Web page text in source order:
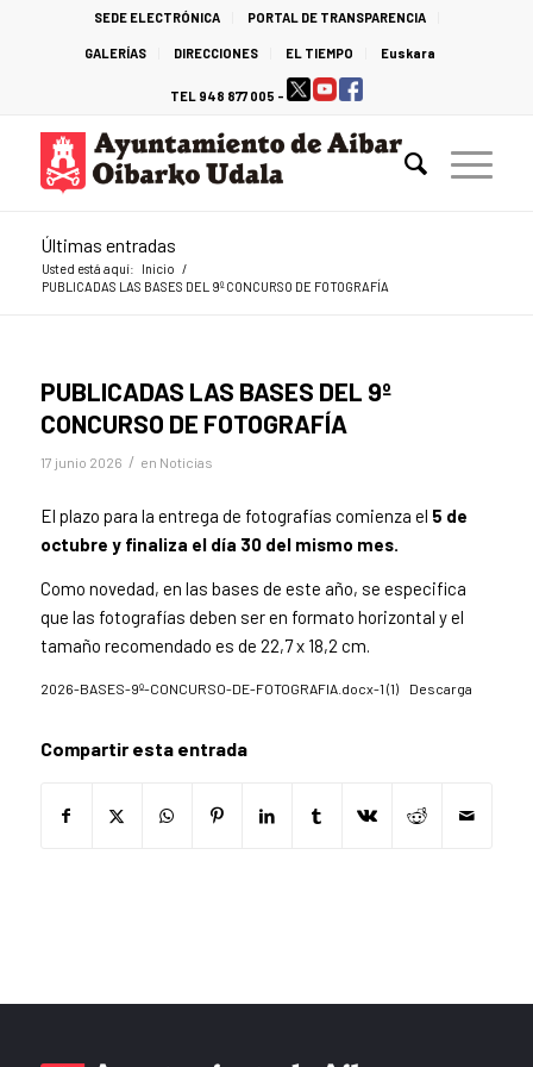
SEDE ELECTRÓNICA PORTAL DE TRANSPARENCIA
GALERÍAS DIRECCIONES EL TIEMPO Euskara
TEL 948 877 005 -
Últimas entradas
Usted está aquí: Inicio /
PUBLICADAS LAS BASES DEL 9º CONCURSO DE FOTOGRAFÍA
PUBLICADAS LAS BASES DEL 9º
CONCURSO DE FOTOGRAFÍA
17 junio 2026 / en Noticias
El plazo para la entrega de fotografías comienza el 5 de
octubre y finaliza el día 30 del mismo mes.
Como novedad, en las bases de este año, se especifica
que las fotografías deben ser en formato horizontal y el
tamaño recomendado es de 22,7 x 18,2 cm.
2026-BASES-9º-CONCURSO-DE-FOTOGRAFIA.docx-1 (1) Descarga
Compartir esta entrada